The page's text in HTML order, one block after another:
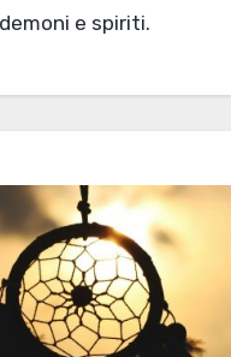
demoni e spiriti.